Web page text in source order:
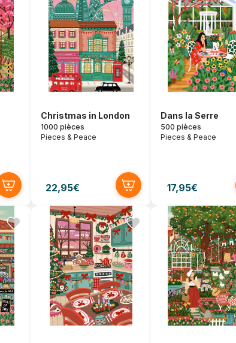
Christmas in London
1000 pièces
Pieces & Peace
22,95€
Dans la Serre
500 pièces
Pieces & Peace
17,95€